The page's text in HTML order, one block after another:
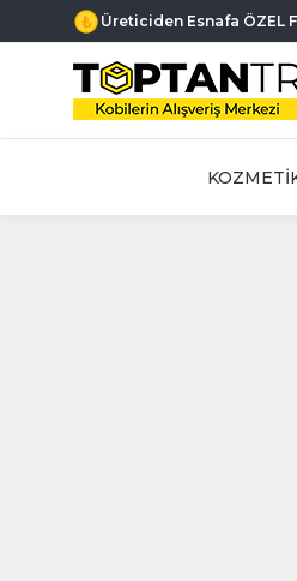
Üreticiden Esnafa ÖZEL